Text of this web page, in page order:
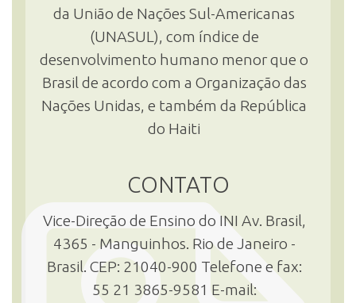
da União de Nações Sul-Americanas
(UNASUL), com índice de
desenvolvimento humano menor que o
Brasil de acordo com a Organização das
Nações Unidas, e também da República
do Haiti
CONTATO
Vice-Direção de Ensino do INI Av. Brasil,
4365 - Manguinhos. Rio de Janeiro -
Brasil. CEP: 21040-900 Telefone e fax:
55 21 3865-9581 E-mail: